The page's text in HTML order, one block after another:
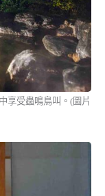
享受蟲鳴鳥叫。(圖片